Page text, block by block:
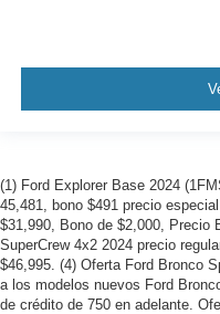
(1) Ford Explorer Base 2024
45,481, bono $491 precio
$31,990, Bono de $2,000, Precio
SuperCrew 4x2 2024 precio
$46,995. (4) Oferta Ford Bronco
a los modelos nuevos Ford
de crédito de 750 en adelante.